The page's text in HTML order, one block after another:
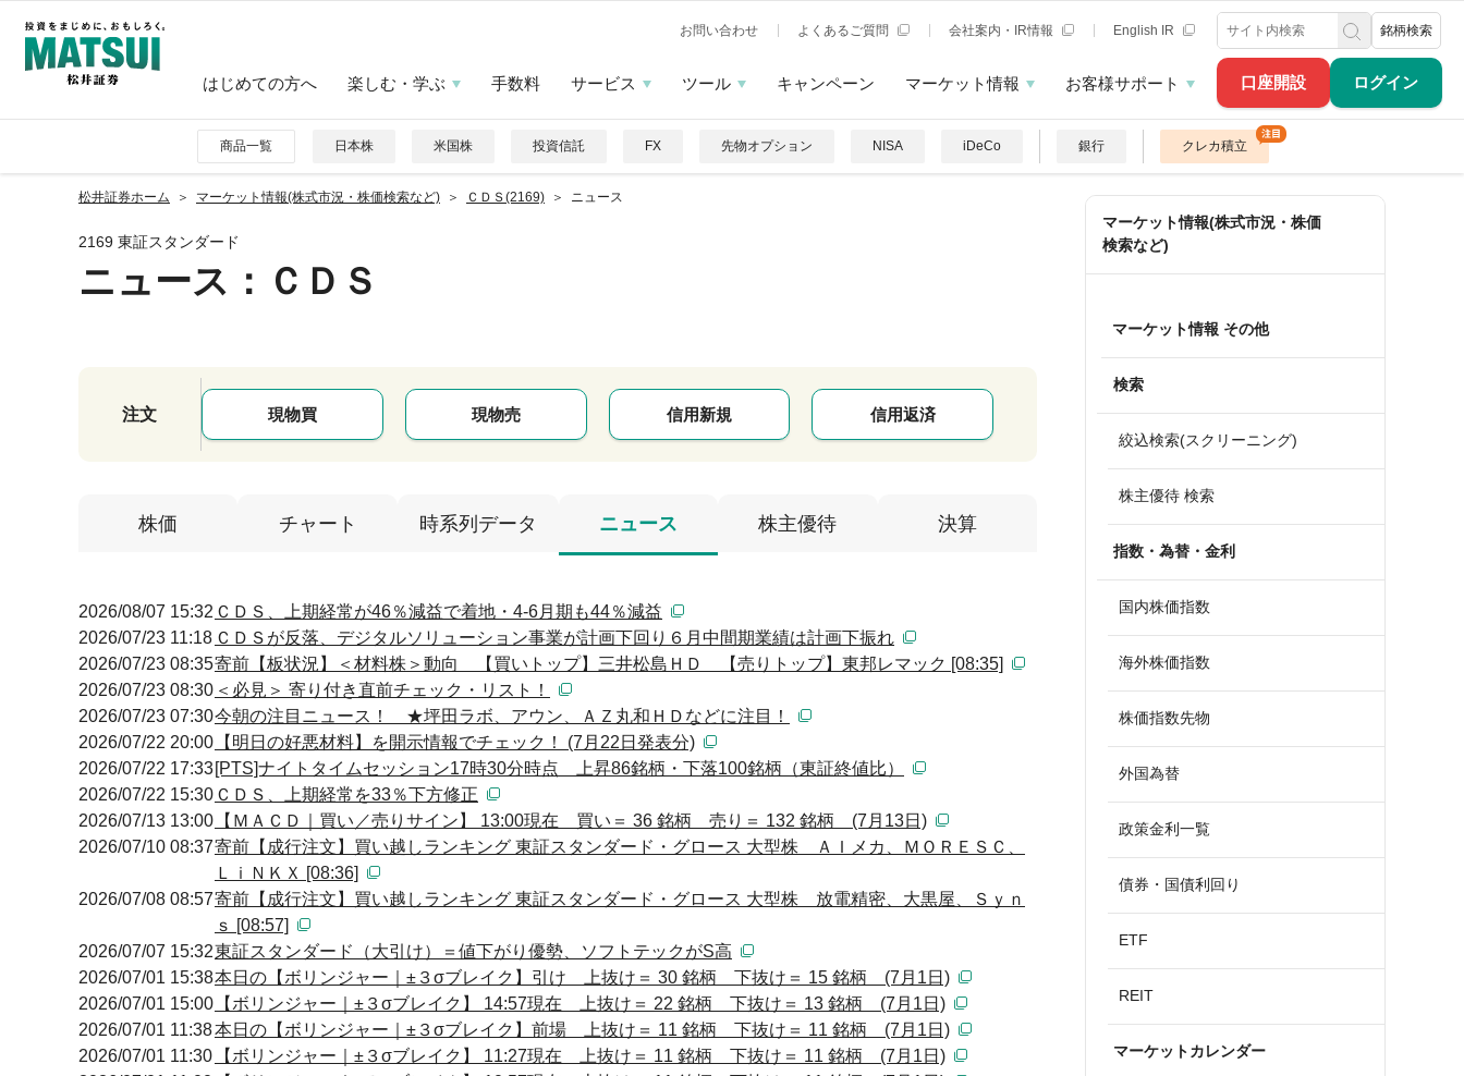
口座開設 ログイン
お問い合わせ よくあるご質問 会社案内・IR情報 English IR 銘柄検索
はじめての方へ 楽しむ・学ぶ 手数料 サービス ツール キャンペーン マーケット情報 お客様サポート
商品一覧 日本株 米国株 投資信託 FX 先物オプション NISA iDeCo 銀行 クレカ積立
松井証券ホーム マーケット情報(株式市況・株価検索など) ＣＤＳ(2169) ニュース
2169 東証スタンダード
ニュース ：ＣＤＳ
注文 現物買 現物売 信用新規 信用返済
株価 チャート 時系列データ ニュース 株主優待 決算
2026/08/07 15:32 ＣＤＳ、上期経常が46％減益で着地・4-6月期も44％減益
2026/07/23 11:18 ＣＤＳが反落、デジタルソリューション事業が計画下回り６月中間期業績は計画下振れ
2026/07/23 08:35寄前【板状況】＜材料株＞動向 【買いトップ】三井松島ＨＤ 【売りトップ】東邦レマック [08:35]
2026/07/23 08:30 ＜必見＞ 寄り付き直前チェック・リスト！
2026/07/23 07:30今朝の注目ニュース！ ★坪田ラボ、アウン、ＡＺ丸和ＨＤなどに注目！
2026/07/22 20:00 【明日の好悪材料】を開示情報でチェック！ (7月22日発表分)
2026/07/22 17:33[PTS]ナイトタイムセッション17時30分時点 上昇86銘柄・下落100銘柄（東証終値比）
2026/07/22 15:30 ＣＤＳ、上期経常を33％下方修正
2026/07/13 13:00 【ＭＡＣＤ｜買い／売りサイン】 13:00現在 買い＝ 36 銘柄 売り＝ 132 銘柄 (7月13日)
2026/07/10 08:37寄前【成行注文】買い越しランキング 東証スタンダード・グロース 大型株 ＡＩメカ、ＭＯＲＥＳＣ、
ＬｉＮＫＸ [08:36]
2026/07/08 08:57寄前【成行注文】買い越しランキング 東証スタンダード・グロース 大型株 放電精密、大黒屋、Ｓｙｎ
ｓ [08:57]
2026/07/07 15:32東証スタンダード（大引け）＝値下がり優勢、ソフトテックがS高
2026/07/01 15:38本日の【ボリンジャー｜±３σブレイク】引け 上抜け＝ 30 銘柄 下抜け＝ 15 銘柄 (7月1日)
2026/07/01 15:00 【ボリンジャー｜±３σブレイク】 14:57現在 上抜け＝ 22 銘柄 下抜け＝ 13 銘柄 (7月1日)
2026/07/01 11:38本日の【ボリンジャー｜±３σブレイク】前場 上抜け＝ 11 銘柄 下抜け＝ 11 銘柄 (7月1日)
2026/07/01 11:30
【ボリンジャー｜±３σブレイク】 11:27現在 上抜け＝ 11 銘柄 下抜け＝ 11 銘柄 (7月1日)
マーケット情報(株式市況・株価
検索など)
マーケット情報 その他
検索
絞込検索(スクリーニング)
株主優待 検索
指数・為替・金利
国内株価指数
海外株価指数
株価指数先物
外国為替
政策金利一覧
債券・国債利回り
ETF
REIT
マーケットカレンダー